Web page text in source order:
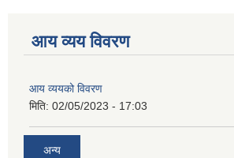
आय व्यय विवरण
आय व्ययको विवरण
मिति: 02/05/2023 - 17:03
अन्य